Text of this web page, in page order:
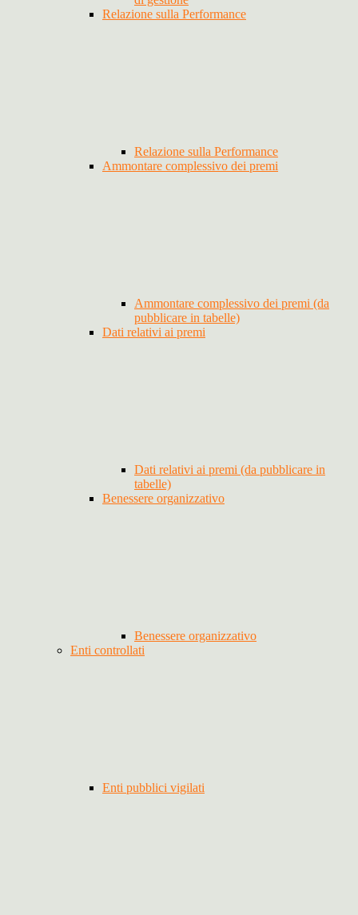
Relazione sulla Performance
Relazione sulla Performance
Ammontare complessivo dei premi
Ammontare complessivo dei premi (da
pubblicare in tabelle)
Dati relativi ai premi
Dati relativi ai premi (da pubblicare in
tabelle)
Benessere organizzativo
Benessere organizzativo
Enti controllati
Enti pubblici vigilati